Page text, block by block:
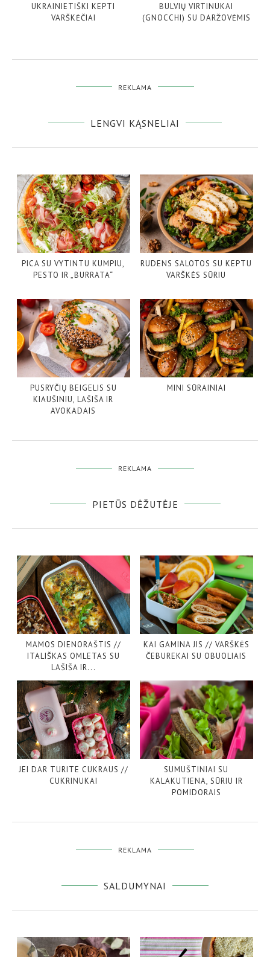
UKRAINIETIŠKI KEPTI
VARŠKĖČIAI
BULVIŲ VIRTINUKAI
(GNOCCHI) SU DARŽOVĖMIS
REKLAMA
LENGVI KĄSNELIAI
PICA SU VYTINTU KUMPIU,
PESTO IR „BURRATA“
RUDENS SALOTOS SU KEPTU
VARŠKĖS SŪRIU
PUSRYČIŲ BEIGELIS SU
KIAUŠINIU, LAŠIŠA IR
AVOKADAIS
MINI SŪRAINIAI
REKLAMA
PIETŪS DĖŽUTĖJE
MAMOS DIENORAŠTIS //
ITALIŠKAS OMLETAS SU
LAŠIŠA IR...
KAI GAMINA JIS // VARŠKĖS
ČEBUREKAI SU OBUOLIAIS
JEI DAR TURITE CUKRAUS //
CUKRINUKAI
SUMUŠTINIAI SU
KALAKUTIENA, SŪRIU IR
POMIDORAIS
REKLAMA
SALDUMYNAI